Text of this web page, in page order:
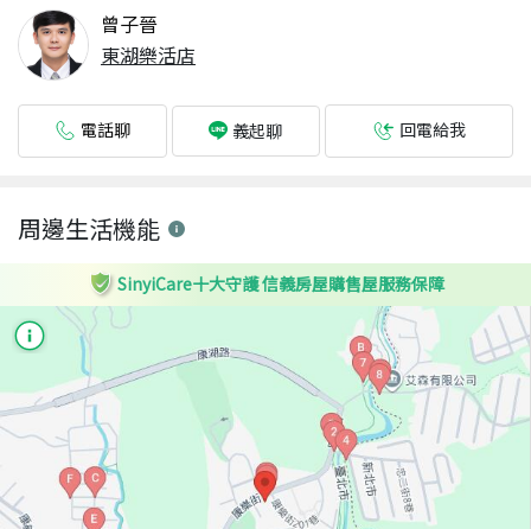
曾子晉
東湖樂活店
電話聊 義起聊 回電給我
周邊生活機能
SinyiCare十大守護 信義房屋購售屋服務保障